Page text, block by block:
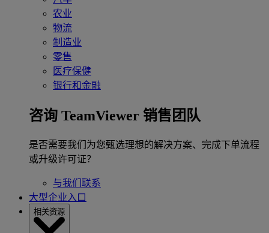
农业
物流
制造业
零售
医疗保健
银行和金融
咨询 TeamViewer 销售团队
是否需要我们为您甄选理想的解决方案、完成下单流程
或升级许可证？
与我们联系
大型企业入口
相关资源